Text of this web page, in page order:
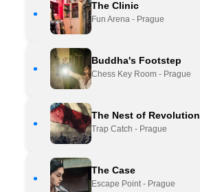
•
The Clinic
Fun Arena - Prague
•
Buddha's Footstep
Chess Key Room - Prague
•
The Nest of Revolution
Trap Catch - Prague
•
The Case
Escape Point - Prague